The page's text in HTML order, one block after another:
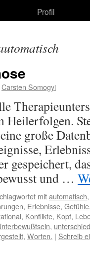
Profil
Carsten Somogyi
Heilerfolgen.
große
gespeichert,
und …
mitautomatisch
, Erlebnisse, Gefühle
, Konflikte, Kopf,
,
, Worten. | Schreib